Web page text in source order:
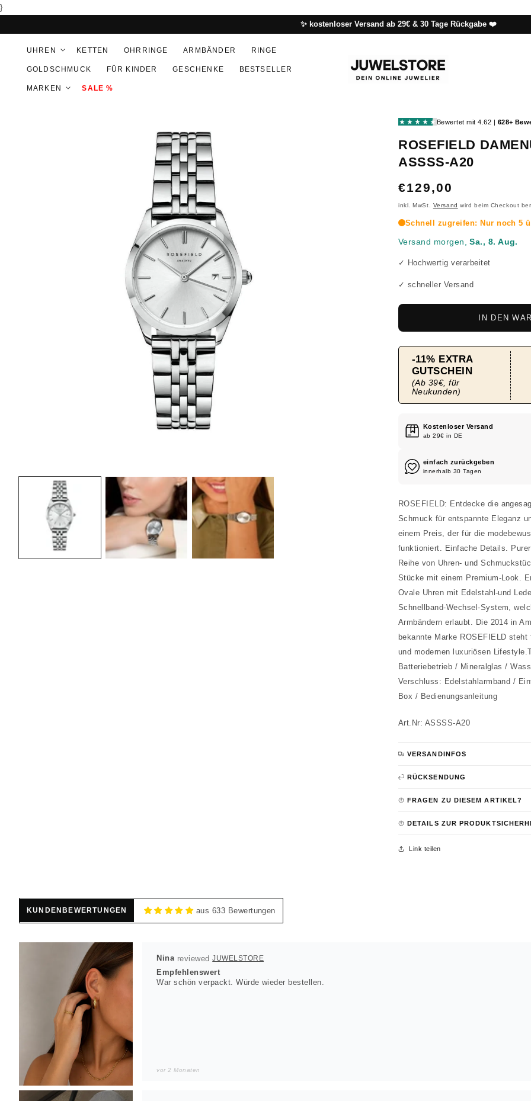
}
✨ kostenloser Versand ab 29€ & 30 Tage Rückgabe ❤️
UHREN KETTEN OHRRINGE ARMBÄNDER RINGE
GOLDSCHMUCK FÜR KINDER GESCHENKE BESTSELLER
MARKEN SALE %
ROSEFIELD
ASSSS-A20
NORMALER
PREIS
€129,00
inkl. MwSt. Versand wird beim Checkout
✓ Hochwertig verarbeitet
✓ schneller Versand
IN DEN
Kostenloser Versand
ab 29€ in DE
einfach zurückgeben
innerhalb 30 Tagen
ROSEFIELD: Entdecke die
Schmuck für entspannte Eleganz
einem Preis, der für die
funktioniert. Einfache Details.
Reihe von Uhren- und
Stücke mit einem Premium-Look.
Ovale Uhren mit Edelstahl-und
Schnellband-Wechsel-System,
Armbändern erlaubt. Die 2014 in
bekannte Marke ROSEFIELD
und modernen luxuriösen
Batteriebetrieb / Mineralglas /
Verschluss: Edelstahlarmband /
Box / Bedienungsanleitung
Art.Nr: ASSSS-A20
VERSANDINFOS
RÜCKSENDUNG
FRAGEN ZU DIESEM ARTIKEL?
DETAILS ZUR
Link teilen
KUNDENBEWERTUNGEN aus 633 Bewertungen
Nina JUWELSTORE
Empfehlenswert
War schön verpackt. Würde wieder bestellen.
vor 2 Monaten